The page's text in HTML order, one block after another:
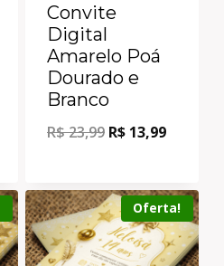
Convite
Digital
Amarelo Poá
Dourado e
Branco
R$23,99 R$ 13,99
Oferta!